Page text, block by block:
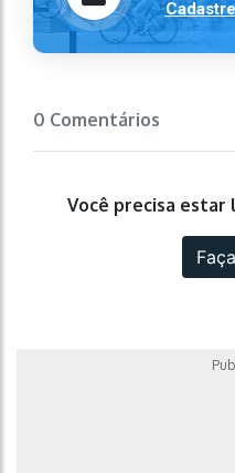
0 Comentários
Você precisa estar